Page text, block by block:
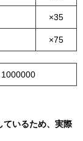
×35
×75
1000000
ているため、実際